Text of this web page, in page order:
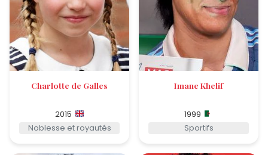
Charlotte de Galles
2015
Noblesse et royautés
Imane Khelif
1999
Sportifs